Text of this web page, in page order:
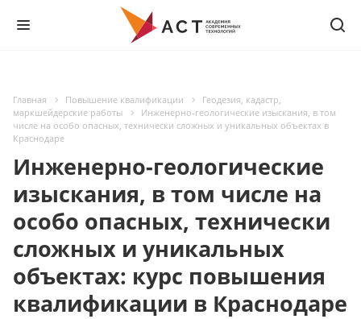
Главная Повышение квалификации
Геодезия, кадастр,
маркшейдерские работы
Инженерно-геологические изыскания, в том
числе на особо опасных, технически сложных и уникальных объектах в
Краснодаре
Инженерно-геологические
изыскания, в том числе на
особо опасных, технически
сложных и уникальных
объектах: курс повышения
квалификации в Краснодаре